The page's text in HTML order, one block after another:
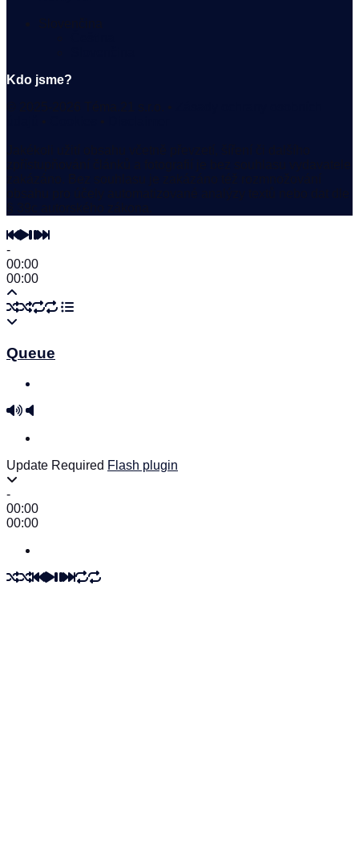
Kdo jsme?
-
00:00
00:00
Queue
Update Required Flash plugin
-
00:00
00:00